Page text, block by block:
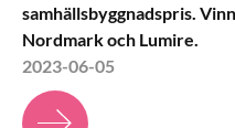
samhällsbyggnadspris.
Nordmark och Lumire.
2023-06-05